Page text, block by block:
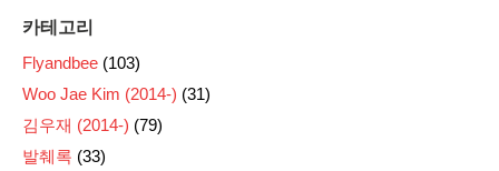
카테고리
Flyandbee (103)
Woo Jae Kim (2014-) (31)
김우재 (2014-) (79)
발췌록 (33)